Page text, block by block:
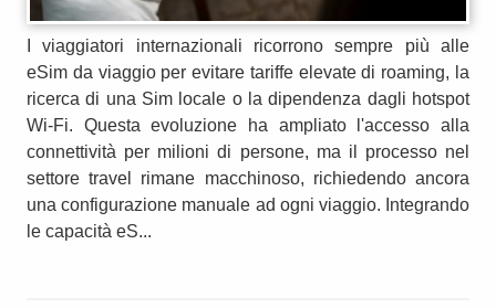
I viaggiatori internazionali ricorrono sempre più alle
eSim da viaggio per evitare tariffe elevate di roaming, la
ricerca di una Sim locale o la dipendenza dagli hotspot
Wi-Fi. Questa evoluzione ha ampliato l'accesso alla
connettività per milioni di persone, ma il processo nel
settore travel rimane macchinoso, richiedendo ancora
una configurazione manuale ad ogni viaggio. Integrando
le capacità eS...